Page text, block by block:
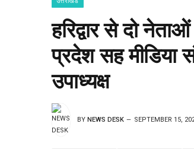
हरिद्वार से दो
प्रदेश सह मीडिया
उपाध्यक्ष
BY NEWS DESK SEPTEMBER 15,